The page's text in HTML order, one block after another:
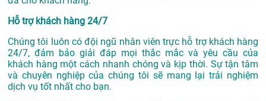
Hỗ trợ khách hàng 24/7
Chúng tôi luôn có đội ngũ nhân viên trực hỗ trợ khách hàng
24/7, đảm bảo giải đáp mọi thắc mắc và yêu cầu của
khách hàng một cách nhanh chóng và kịp thời. Sự tận tâm
và chuyên nghiệp của chúng tôi sẽ mang lại trải nghiệm
dịch vụ tốt nhất cho bạn.